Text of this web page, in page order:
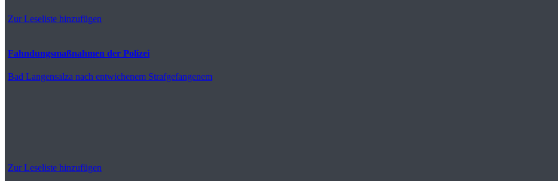
Zur Leseliste hinzufügen
Fahndungsmaßnahmen der Polizei
Bad Langensalza nach entwichenem Strafgefangenem
Zur Leseliste hinzufügen